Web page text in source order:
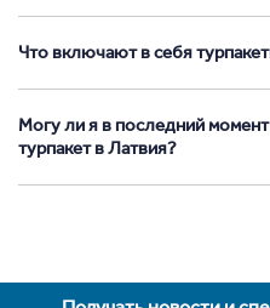
Что включают в себя
Могу ли я в последний
турпакет в Латвия?